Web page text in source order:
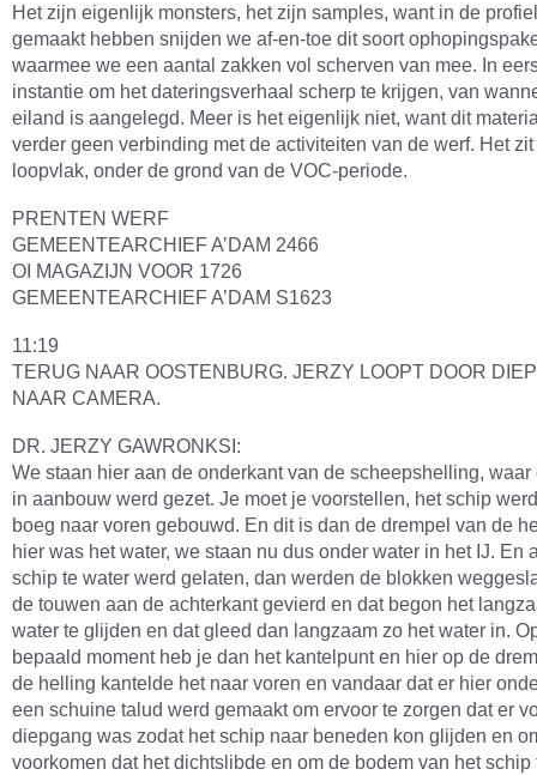
Het zijn eigenlijk monsters, het zijn samples, want in de
gemaakt hebben snijden we af-en-toe dit soort
waarmee we een aantal zakken vol scherven van mee. In
instantie om het dateringsverhaal scherp te krijgen, van
eiland is aangelegd. Meer is het eigenlijk niet, want dit
verder geen verbinding met de activiteiten van de werf. Het
loopvlak, onder de grond van de VOC-periode.
PRENTEN WERF
GEMEENTEARCHIEF A’DAM 2466
OI MAGAZIJN VOOR 1726
GEMEENTEARCHIEF A’DAM S1623
11:19
TERUG NAAR OOSTENBURG. JERZY LOOPT DOOR
NAAR CAMERA.
DR. JERZY GAWRONKSI:
We staan hier aan de onderkant van de scheepshelling, waar
in aanbouw werd gezet. Je moet je voorstellen, het schip
boeg naar voren gebouwd. En dit is dan de drempel van de
hier was het water, we staan nu dus onder water in het IJ. En
schip te water werd gelaten, dan werden de blokken
de touwen aan de achterkant gevierd en dat begon het
water te glijden en dat gleed dan langzaam zo het water in.
bepaald moment heb je dan het kantelpunt en hier op de
de helling kantelde het naar voren en vandaar dat er hier
een schuine talud werd gemaakt om ervoor te zorgen dat er
diepgang was zodat het schip naar beneden kon glijden en
voorkomen dat het dichtslibde en om de bodem van het schip